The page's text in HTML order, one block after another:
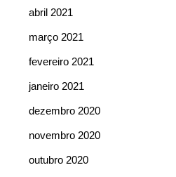
abril 2021
março 2021
fevereiro 2021
janeiro 2021
dezembro 2020
novembro 2020
outubro 2020